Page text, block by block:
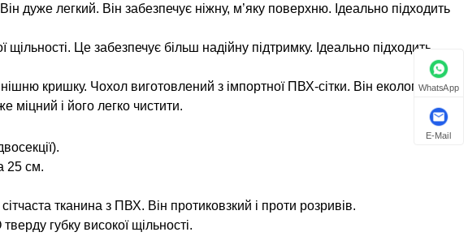
дуже легкий. Він забезпечує ніжну, м’яку поверхню. Ідеально підходить
Це забезпечує більш надійну підтримку. Ідеально підходить
кришку. Чохол виготовлений з імпортної ПВХ-сітки. Він екологічно
міцний і його легко чистити.
25 см.
тканина з ПВХ. Він протиковзкий і проти розривів.
губку високої щільності.
WhatsApp
E-Mail